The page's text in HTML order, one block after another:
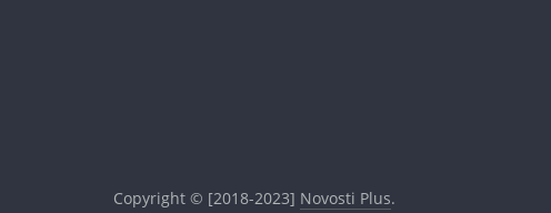
Copyright © [2018-2023] Novosti Plus.